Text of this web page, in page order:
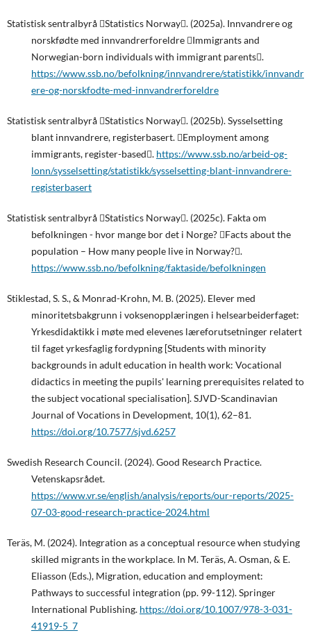
Statistisk sentralbyrå Statistics Norway. (2025a). Innvandrere og
norskfødte med innvandrerforeldre Immigrants and
Norwegian-born individuals with immigrant parents.
https://www.ssb.no/befolkning/innvandrere/statistikk/innvandr
ere-og-norskfodte-med-innvandrerforeldre
Statistisk sentralbyrå Statistics Norway. (2025b). Sysselsetting
blant innvandrere, registerbasert. Employment among
immigrants, register-based. https://www.ssb.no/arbeid-og-
lonn/sysselsetting/statistikk/sysselsetting-blant-innvandrere-
registerbasert
Statistisk sentralbyrå Statistics Norway. (2025c). Fakta om
befolkningen - hvor mange bor det i Norge? Facts about the
population – How many people live in Norway?.
https://www.ssb.no/befolkning/faktaside/befolkningen
Stiklestad, S. S., & Monrad-Krohn, M. B. (2025). Elever med
minoritetsbakgrunn i voksenopplæringen i helsearbeiderfaget:
Yrkesdidaktikk i møte med elevenes læreforutsetninger relatert
til faget yrkesfaglig fordypning [Students with minority
backgrounds in adult education in health work: Vocational
didactics in meeting the pupils' learning prerequisites related to
the subject vocational specialisation]. SJVD-Scandinavian
Journal of Vocations in Development, 10(1), 62–81.
https://doi.org/10.7577/sjvd.6257
Swedish Research Council. (2024). Good Research Practice.
Vetenskapsrådet.
https://www.vr.se/english/analysis/reports/our-reports/2025-
07-03-good-research-practice-2024.html
Teräs, M. (2024). Integration as a conceptual resource when studying
skilled migrants in the workplace. In M. Teräs, A. Osman, & E.
Eliasson (Eds.), Migration, education and employment:
Pathways to successful integration (pp. 99-112). Springer
International Publishing. https://doi.org/10.1007/978-3-031-
41919-5_7